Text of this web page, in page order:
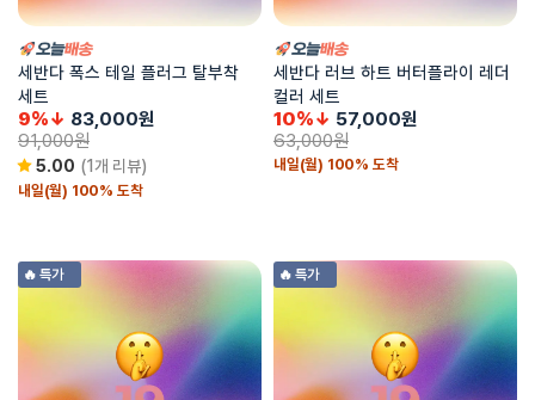
내일(월) 100% 도착
세반다 폭스 테일 플러그 탈부착
세트
9%↓ 83,000원
91,000원
5.00 (1개 리뷰) 내일(월) 100% 도착
세반다 러브 하트 버터플라이 레더
컬러 세트
10%↓ 57,000원
63,000원
🔥 특가 🔥 특가